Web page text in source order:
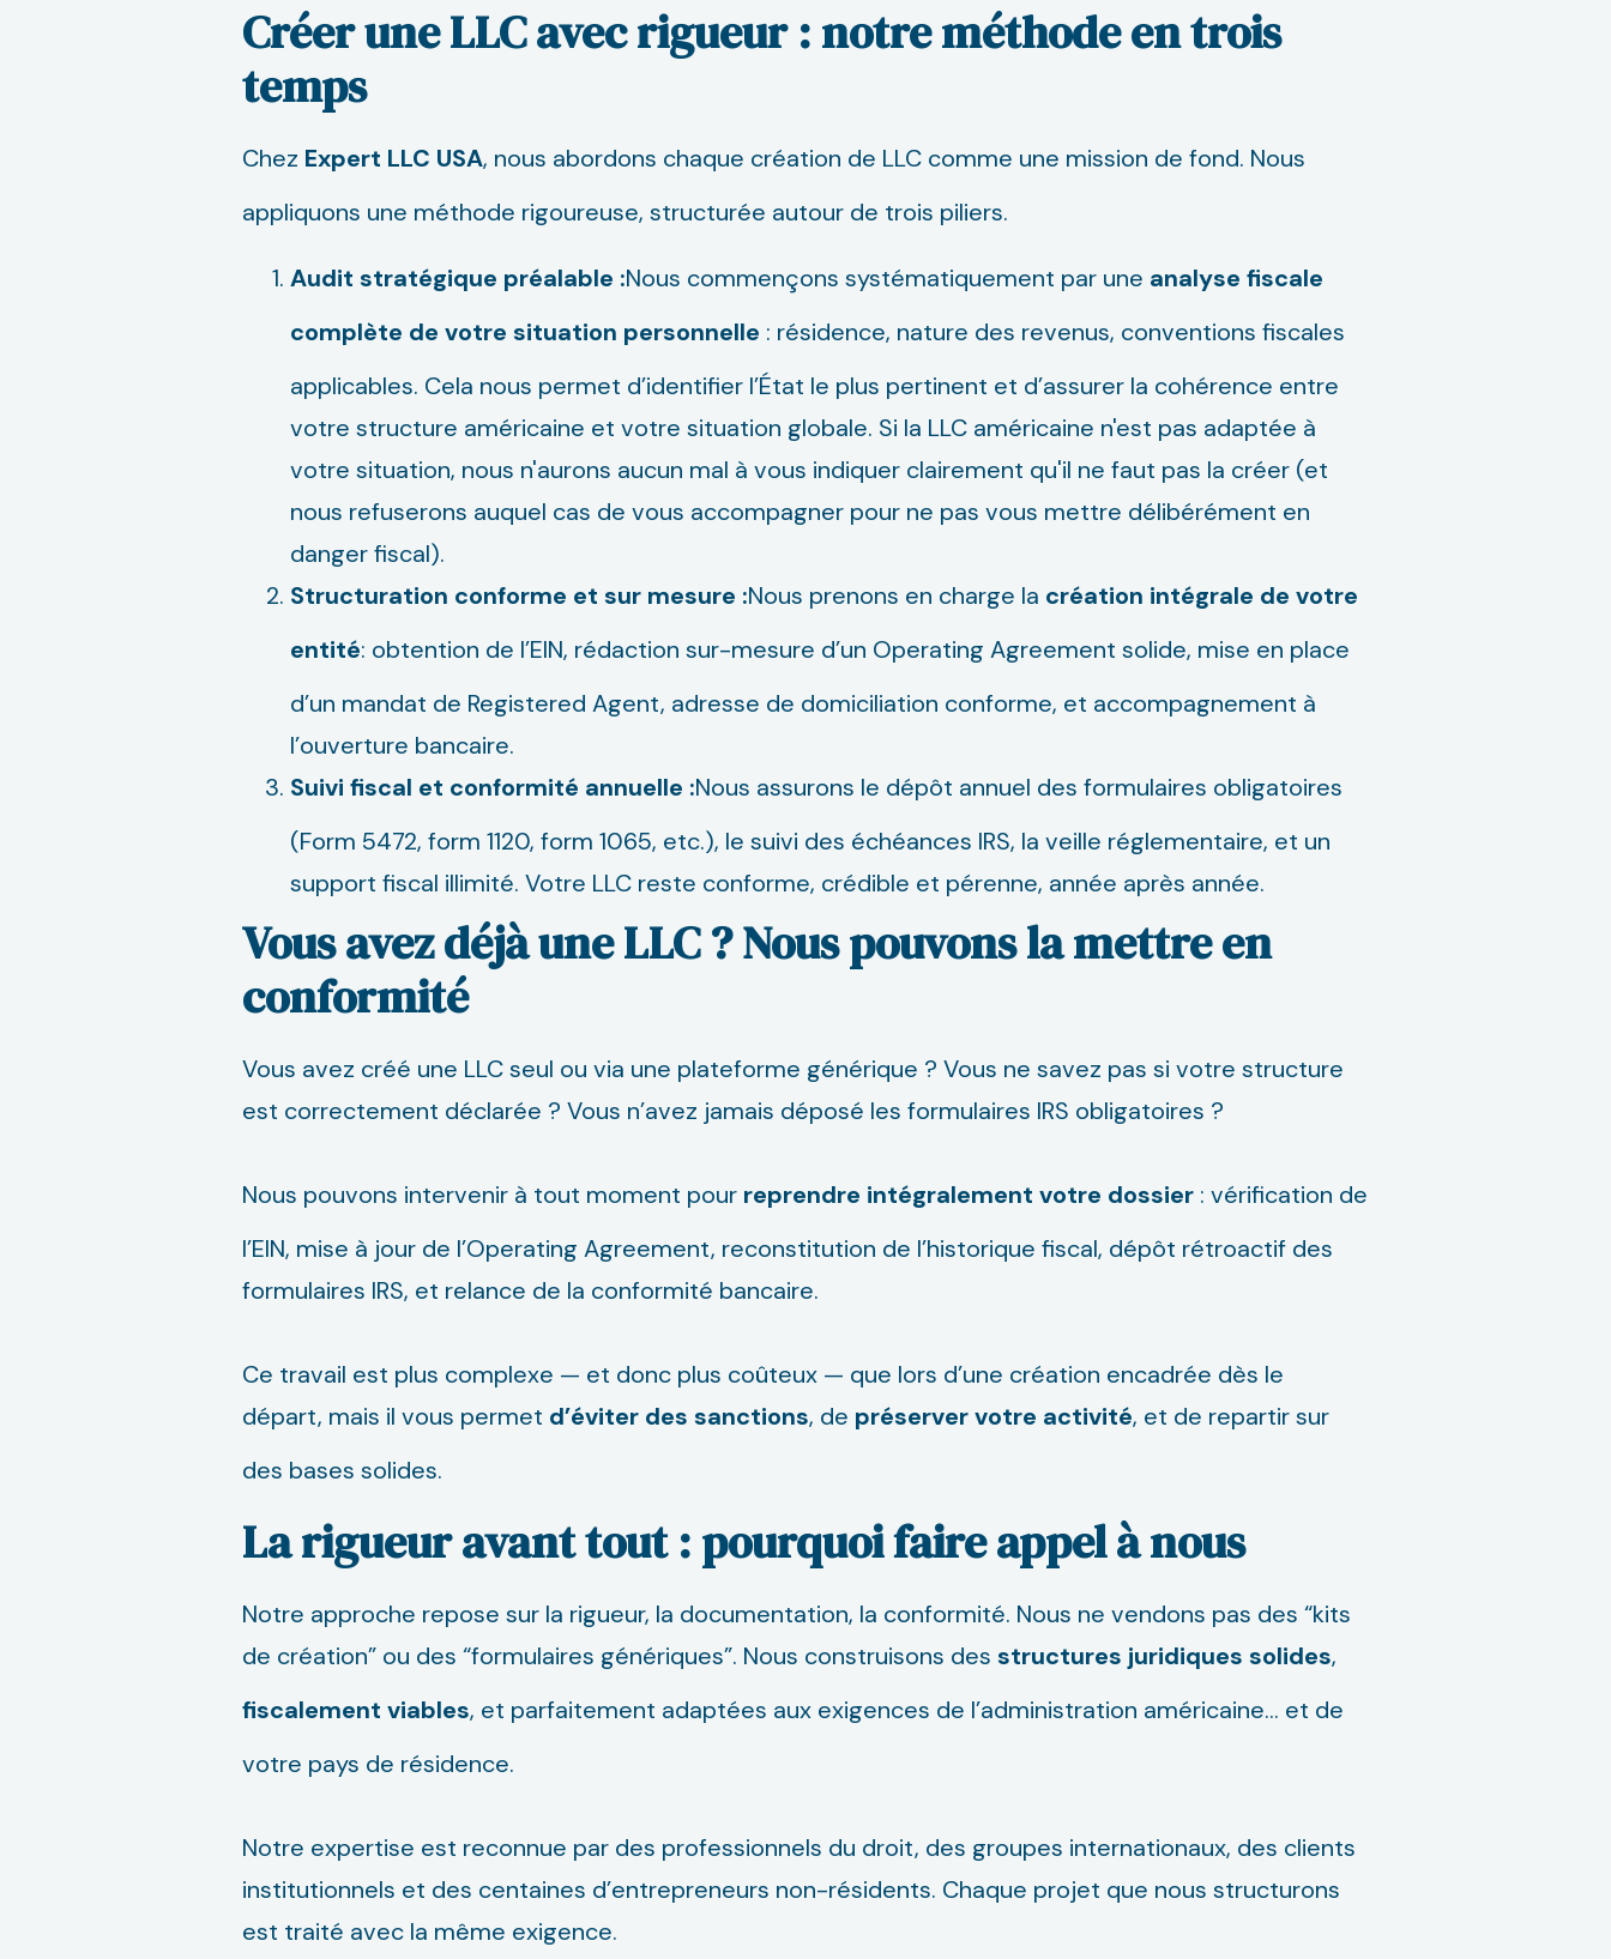
Créer une LLC avec rigueur : notre méthode en trois
temps
Chez Expert LLC USA, nous abordons chaque création de LLC comme une mission de fond. Nous
appliquons une méthode rigoureuse, structurée autour de trois piliers.
Audit stratégique préalable :Nous commençons systématiquement par une analyse fiscale
complète de votre situation personnelle : résidence, nature des revenus, conventions fiscales
applicables. Cela nous permet d’identifier l’État le plus pertinent et d’assurer la cohérence entre
votre structure américaine et votre situation globale. Si la LLC américaine n'est pas adaptée à
votre situation, nous n'aurons aucun mal à vous indiquer clairement qu'il ne faut pas la créer (et
nous refuserons auquel cas de vous accompagner pour ne pas vous mettre délibérément en
danger fiscal).
Structuration conforme et sur mesure :Nous prenons en charge la création intégrale de votre
entité: obtention de l’EIN, rédaction sur-mesure d’un Operating Agreement solide, mise en place
d’un mandat de Registered Agent, adresse de domiciliation conforme, et accompagnement à
l’ouverture bancaire.
Suivi fiscal et conformité annuelle :Nous assurons le dépôt annuel des formulaires obligatoires
(Form 5472, form 1120, form 1065, etc.), le suivi des échéances IRS, la veille réglementaire, et un
support fiscal illimité. Votre LLC reste conforme, crédible et pérenne, année après année.
Vous avez déjà une LLC ? Nous pouvons la mettre en
conformité
Vous avez créé une LLC seul ou via une plateforme générique ? Vous ne savez pas si votre structure
est correctement déclarée ? Vous n’avez jamais déposé les formulaires IRS obligatoires ?
Nous pouvons intervenir à tout moment pour reprendre intégralement votre dossier : vérification de
l’EIN, mise à jour de l’Operating Agreement, reconstitution de l’historique fiscal, dépôt rétroactif des
formulaires IRS, et relance de la conformité bancaire.
Ce travail est plus complexe — et donc plus coûteux — que lors d’une création encadrée dès le
départ, mais il vous permet d’éviter des sanctions, de préserver votre activité, et de repartir sur
des bases solides.
La rigueur avant tout : pourquoi faire appel à nous
Notre approche repose sur la rigueur, la documentation, la conformité. Nous ne vendons pas des “kits
de création” ou des “formulaires génériques”. Nous construisons des structures juridiques solides,
fiscalement viables, et parfaitement adaptées aux exigences de l’administration américaine… et de
votre pays de résidence.
Notre expertise est reconnue par des professionnels du droit, des groupes internationaux, des clients
institutionnels et des centaines d’entrepreneurs non-résidents. Chaque projet que nous structurons
est traité avec la même exigence.